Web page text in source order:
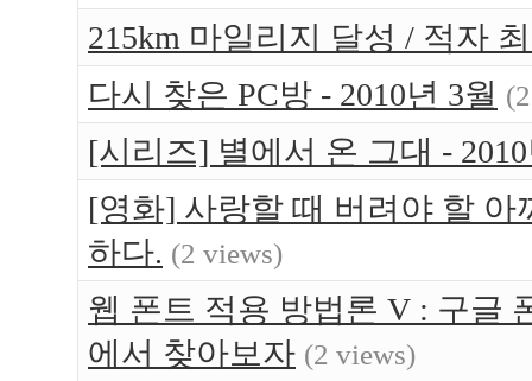
215km 마일리지 달성 / 적자
다시 찾은 PC방 - 2010년 3월
[시리즈] 별에서 온 그대 -
[영화] 사랑할 때 버려야 할 아
하다. (2 views)
웹 폰트 적용 방법론 V : 구글
에서 찾아보자 (2 views)